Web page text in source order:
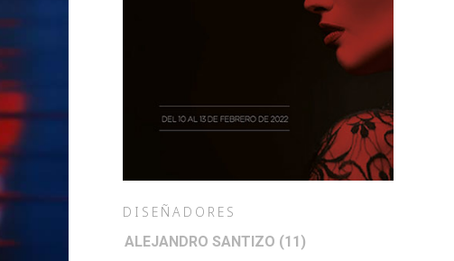
DISEÑADORES
ALEJANDRO SANTIZO (11)